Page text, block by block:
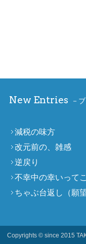
New Entries
減税の味方
改元前の、雑感
逆戻り
不幸中の幸いって
ちゃぶ台返し（願望
Copyrights © since 2015